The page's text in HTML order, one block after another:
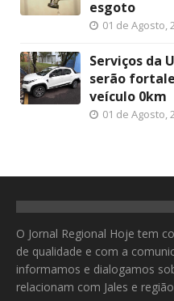
esgoto
01 de Agosto,
Serviços da
serão
veículo 0km
01 de Agosto,
O Jornal Regional Hoje tem
de qualidade e com a
informamos e dialogamos
relacionam com Jales e região